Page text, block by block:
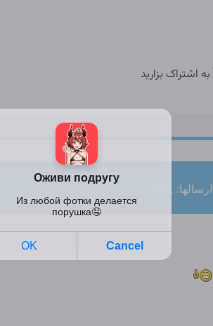
اشتراک بزارید
ارسالها: 3871